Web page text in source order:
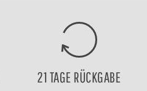
21 TAGE RÜCKGABE